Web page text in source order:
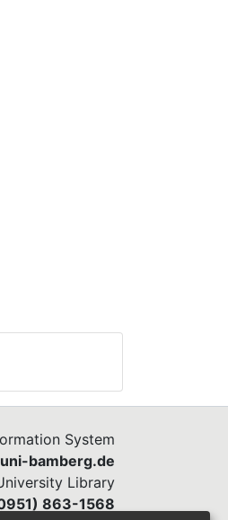
System
bamberg.de
Library
863-1568